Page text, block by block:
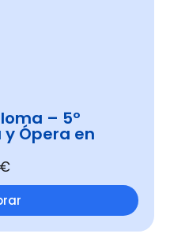
– 5º
Ópera en